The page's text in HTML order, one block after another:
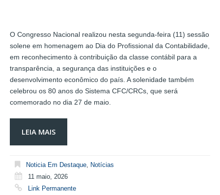
O Congresso Nacional realizou nesta segunda-feira (11) sessão
solene em homenagem ao Dia do Profissional da Contabilidade,
em reconhecimento à contribuição da classe contábil para a
transparência, a segurança das instituições e o
desenvolvimento econômico do país. A solenidade também
celebrou os 80 anos do Sistema CFC/CRCs, que será
comemorado no dia 27 de maio.
LEIA MAIS
Noticia Em Destaque, Notícias
11 maio, 2026
Link Permanente